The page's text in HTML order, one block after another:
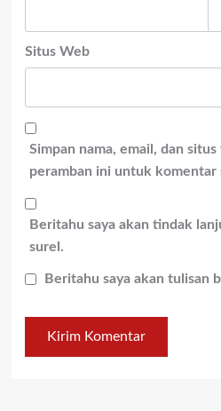
Situs Web
Simpan nama, email, dan situs
peramban ini untuk komentar
Beritahu saya akan tindak
surel.
Beritahu saya akan tulisan